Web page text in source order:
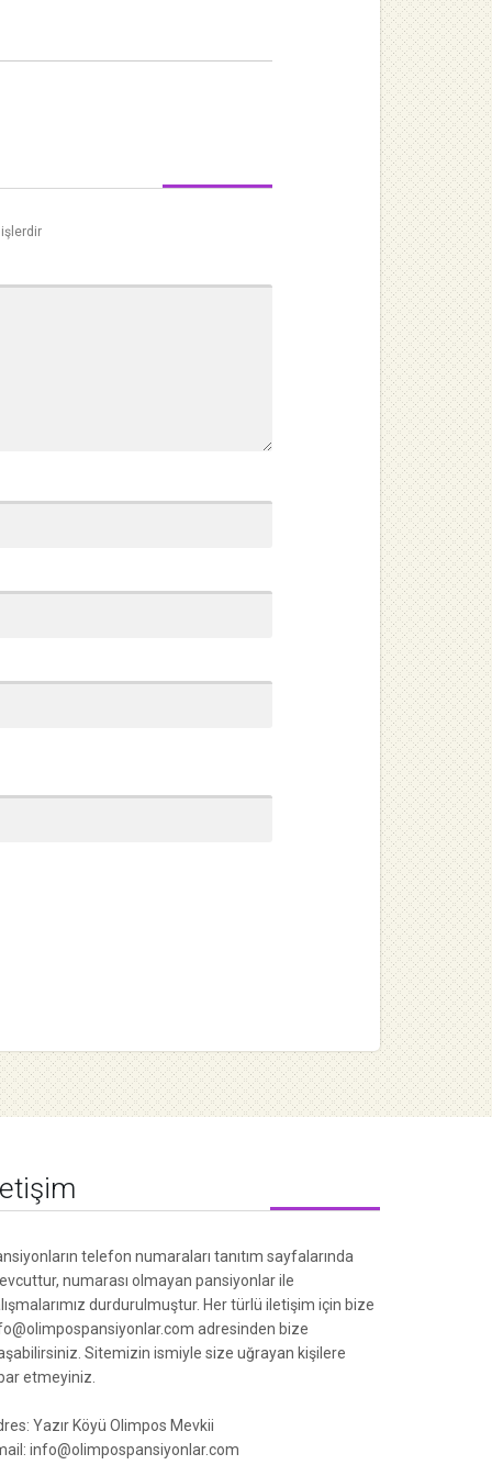
telefon numaraları tanıtım sayfalarında
numarası olmayan pansiyonlar ile
durdurulmuştur. Her türlü iletişim için bize
adresinden bize
Sitemizin ismiyle size uğrayan kişilere
etmeyiniz.
Yazır Köyü Olimpos Mevkii
info@olimpospansiyonlar.com